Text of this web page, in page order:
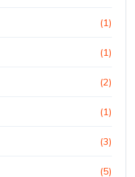
(1)
(1)
(2)
(1)
(3)
(5)